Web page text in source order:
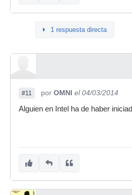
1 respuesta directa
#11 por OMNI el 04/03/2014
Alguien en Intel ha de haber